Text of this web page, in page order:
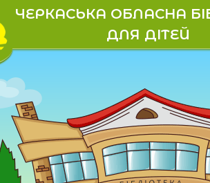
ЧЕРКАСЬКА ОБЛАСНА
ДЛЯ ДІТЕЙ